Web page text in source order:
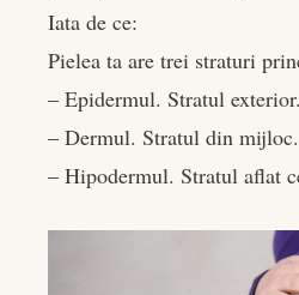
Iata de ce:
Pielea ta are trei straturi
– Epidermul. Stratul exterior.
– Dermul. Stratul din mijloc.
– Hipodermul. Stratul aflat